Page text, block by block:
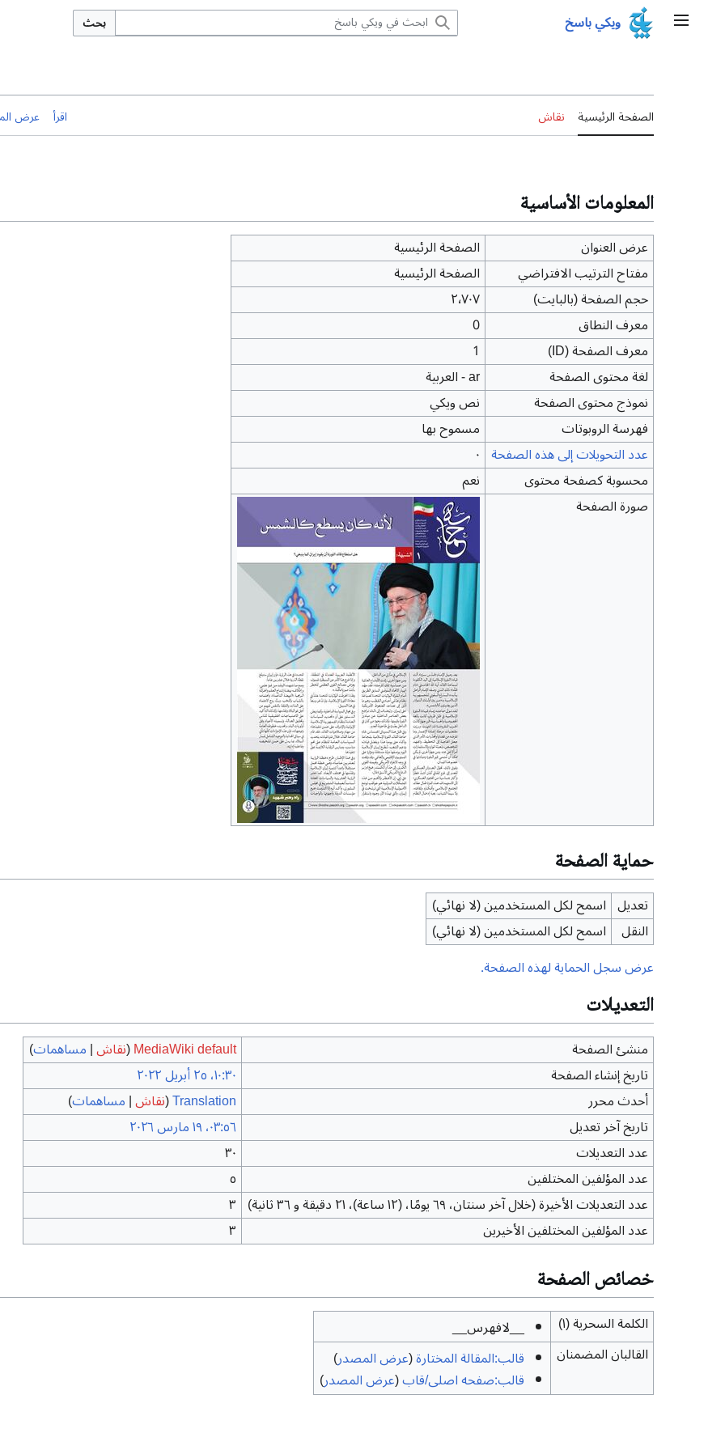
القائمة الرئيسيةويكي باسخ بحث
الصفحة الرئيسية
نقاش اقرأ عرض
المعلومات الأساسية
عرض العنوان
الصفحة الرئيسية
مفتاح الترتيب الافتراضي
الصفحة الرئيسية
حجم الصفحة (بالبايت)
٢٬٧٠٧
معرف النطاق
0
معرف الصفحة (ID)
1
لغة محتوى الصفحة
ar - العربية
نموذج محتوى الصفحة
نص ويكي
فهرسة الروبوتات
مسموح بها
عدد التحويلات إلى هذه الصفحة ٠
محسوبة كصفحة محتوى
نعم
صورة الصفحة
حماية الصفحة
تعديل اسمح لكل المستخدمين (لا نهائي)
النقل اسمح لكل المستخدمين (لا نهائي)
عرض سجل الحماية لهذه الصفحة.
التعديلات
منشئ الصفحة MediaWiki default
(نقاش|مساهمات)
تاريخ إنشاء الصفحة
١٠:٣٠، ٢٥ أبريل ٢٠٢٢
أحدث محرر
Translation
(نقاش|مساهمات)
تاريخ آخر تعديل
٠٣:٥٦، ١٩ مارس ٢٠٢٦
عدد التعديلات
٣٠
عدد المؤلفين المختلفين
٥
عدد التعديلات الأخيرة (خلال آخر سنتان، ٦٩ يومًا، (١٢ ساعة)، ٢١ دقيقة و ٣٦ ثانية)
٣
عدد المؤلفين المختلفين الأخيرين
٣
خصائص الصفحة
الكلمة السحرية (١)
__لافهرس__
القالبان المضمنان
قالب:المقالة المختارة(عرض المصدر)
قالب:صفحه اصلی/قاب(عرض المصدر)